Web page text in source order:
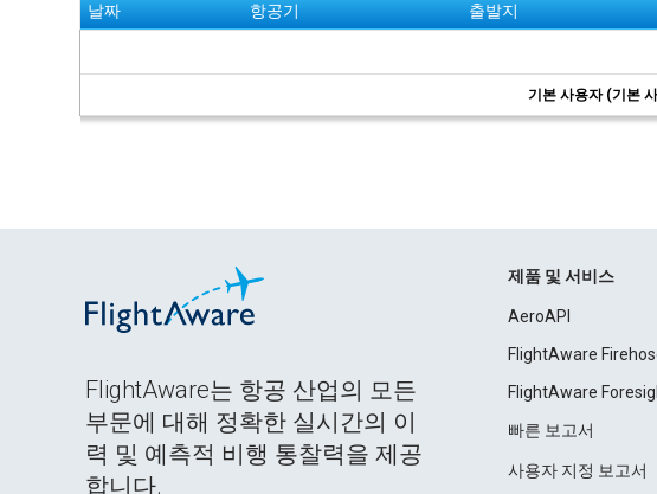
날짜 항공기 출발지
기본 사용자 (기본
FlightAware는 항공 산업의 모든
부문에 대해 정확한 실시간의 이
력 및 예측적 비행 통찰력을 제공
합니다.
제품 및 서비스
AeroAPI
FlightAware
FlightAware
빠른 보고서
사용자 지정 보고서